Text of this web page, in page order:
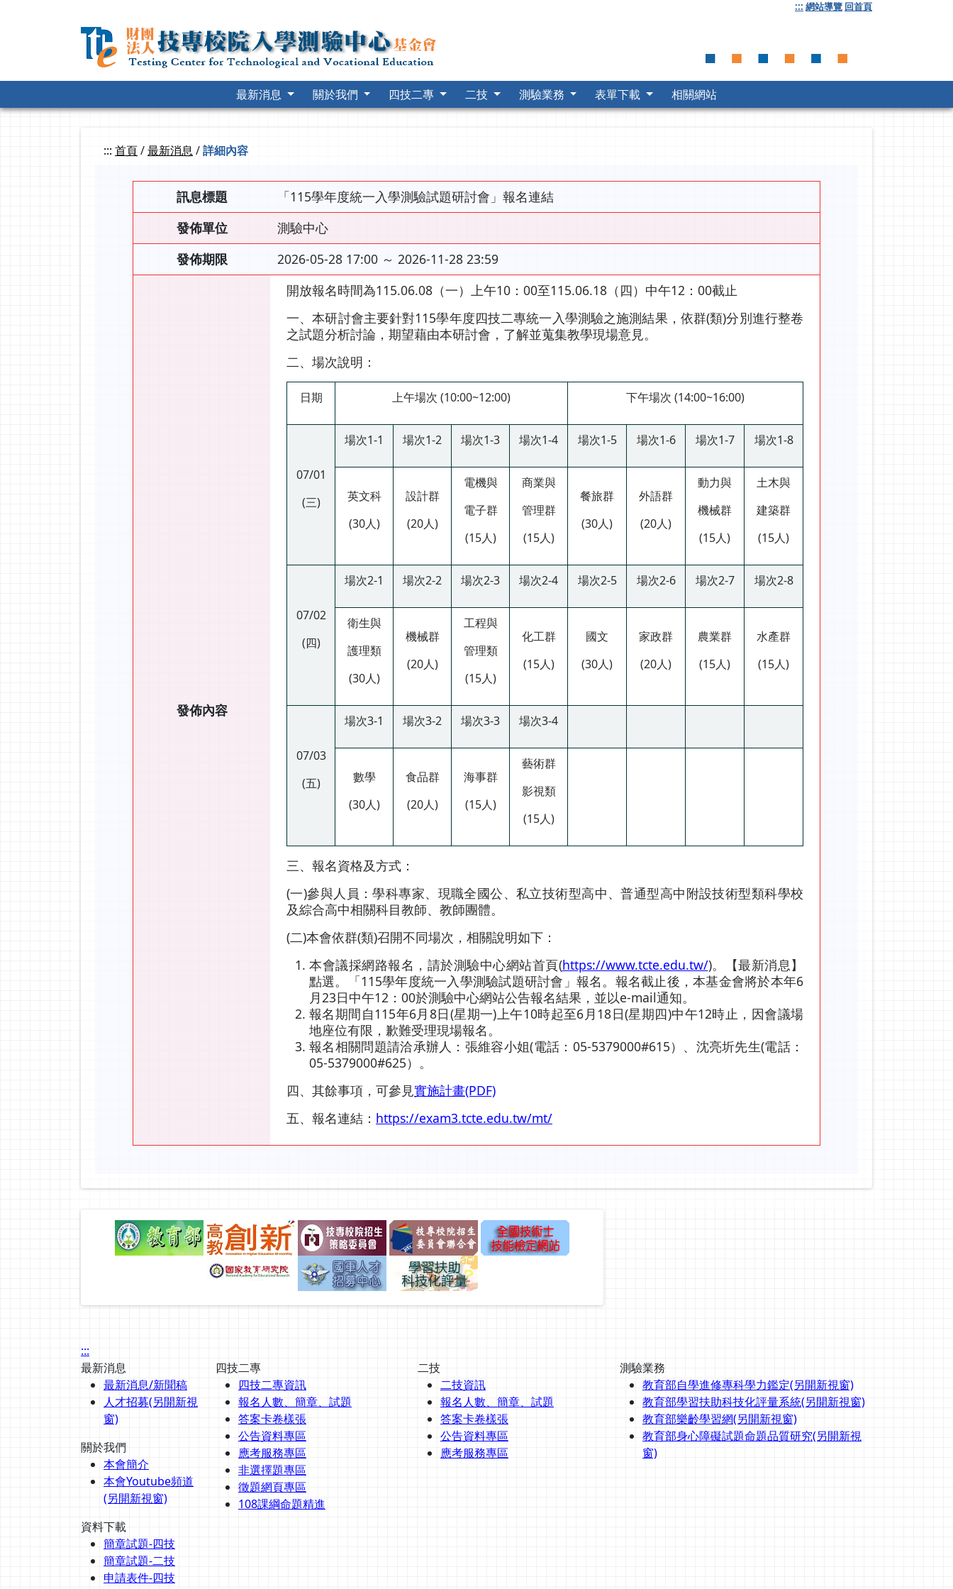
::: 網站導覽 回首頁
最新消息 關於我們 四技二專 二技 測驗業務 表單下載 相關網站
::: 首頁/最新消息 /詳細內容
訊息標題 「115學年度統一入學測驗試題研討會」報名連結
發佈單位 測驗中心
發佈期限 2026-05-28 17:00 ～ 2026-11-28 23:59
發佈內容
開放報名時間為115.06.08（一）上午10：00至115.06.18（四）中午12：00截止
一、本研討會主要針對115學年度四技二專統一入學測驗之施測結果，依群(類)分別進行整卷
之試題分析討論，期望藉由本研討會，了解並蒐集教學現場意見。
二、場次說明：
日期 上午場次 (10:00~12:00) 下午場次 (14:00~16:00)
07/01
(三)
場次1-1 場次1-2 場次1-3 場次1-4 場次1-5 場次1-6 場次1-7 場次1-8
英文科
(30人)
設計群
(20人)
電機與
電子群
(15人)
商業與
管理群
(15人)
餐旅群
(30人)
外語群
(20人)
動力與
機械群
(15人)
土木與
建築群
(15人)
07/02
(四)
場次2-1 場次2-2 場次2-3 場次2-4 場次2-5 場次2-6 場次2-7 場次2-8
衛生與
護理類
(30人)
機械群
(20人)
工程與
管理類
(15人)
化工群
(15人)
國文
(30人)
家政群
(20人)
農業群
(15人)
水產群
(15人)
07/03
(五)
場次3-1 場次3-2 場次3-3 場次3-4
數學
(30人)
食品群
(20人)
海事群
(15人)
藝術群
影視類
(15人)
三、報名資格及方式：
(一)參與人員：學科專家、現職全國公、私立技術型高中、普通型高中附設技術型類科學校
及綜合高中相關科目教師、教師團體。
(二)本會依群(類)召開不同場次，相關說明如下：
本會議採網路報名，請於測驗中心網站首頁(https://www.tcte.edu.tw/)。【最新消息】
點選。「115學年度統一入學測驗試題研討會」報名。報名截止後，本基金會將於本年6
月23日中午12：00於測驗中心網站公告報名結果，並以e-mail通知。
報名期間自115年6月8日(星期一)上午10時起至6月18日(星期四)中午12時止，因會議場
地座位有限，歉難受理現場報名。
報名相關問題請洽承辦人：張維容小姐(電話：05-5379000#615）、沈亮圻先生(電話：
05-5379000#625）。
四、其餘事項，可參見實施計畫(PDF)
五、報名連結： https://exam3.tcte.edu.tw/mt/
:::
最新消息
最新消息/新聞稿
人才招募(另開新視
窗)
關於我們
本會簡介
本會Youtube頻道
(另開新視窗)
資料下載
簡章試題-四技
簡章試題-二技
申請表件-四技
四技二專
四技二專資訊
報名人數、簡章、試題
答案卡卷樣張
公告資料專區
應考服務專區
非選擇題專區
徵題網頁專區
108課綱命題精進
二技
二技資訊
報名人數、簡章、試題
答案卡卷樣張
公告資料專區
應考服務專區
測驗業務
教育部自學進修專科學力鑑定(另開新視窗)
教育部學習扶助科技化評量系統(另開新視窗)
教育部樂齡學習網(另開新視窗)
教育部身心障礙試題命題品質研究(另開新視
窗)